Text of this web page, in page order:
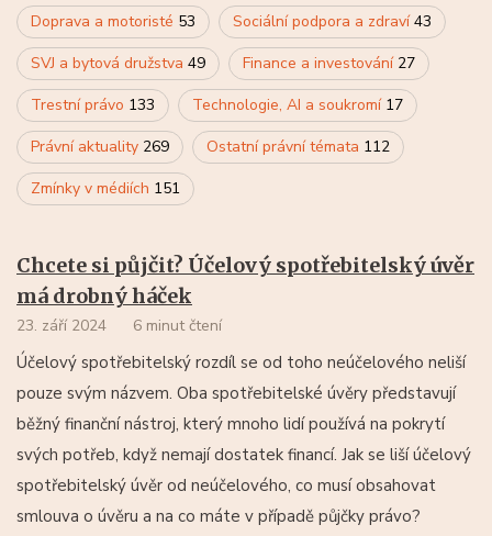
Doprava a motoristé 53 Sociální podpora a zdraví43
SVJ a bytová družstva 49 Finance a investování 27
Trestní právo 133 Technologie, AI a soukromí 17
Právní aktuality 269 Ostatní právní témata 112
Zmínky v médiích 151
Chcete si půjčit? Účelový spotřebitelský úvěr
má drobný háček
23. září 2024 6 minut čtení
Účelový spotřebitelský rozdíl se od toho neúčelového neliší
pouze svým názvem. Oba spotřebitelské úvěry představují
běžný finanční nástroj, který mnoho lidí používá na pokrytí
svých potřeb, když nemají dostatek financí. Jak se liší účelový
spotřebitelský úvěr od neúčelového, co musí obsahovat
smlouva o úvěru a na co máte v případě půjčky právo?